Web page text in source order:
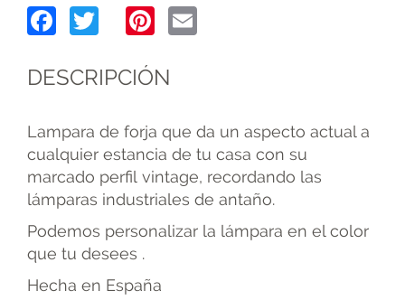
Facebook
TwitterPinterest
DESCRIPCIÓN
Lampara de forja que da un aspecto actual a
cualquier estancia de tu casa con su
marcado perfil vintage, recordando las
lámparas industriales de antaño.
Podemos personalizar la lámpara en el color
que tu desees .
Hecha en España